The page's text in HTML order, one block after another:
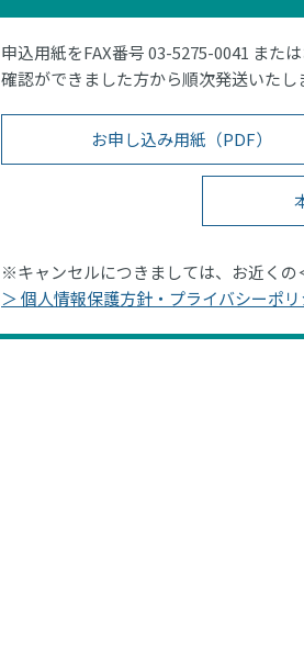
申込用紙をFAX番号 03-5275-0041 また
確認ができました方から順次発送いたし
お申し込み用紙（PDF）
※キャンセルにつきましては、お近くの
＞ 個人情報保護方針・プライバシーポリ